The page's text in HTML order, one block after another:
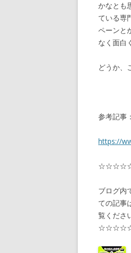
かなとも
ている専
ペーンと
なく面白
どうか、
参考記事
https://
ブログ内
ての記事
覧くださ